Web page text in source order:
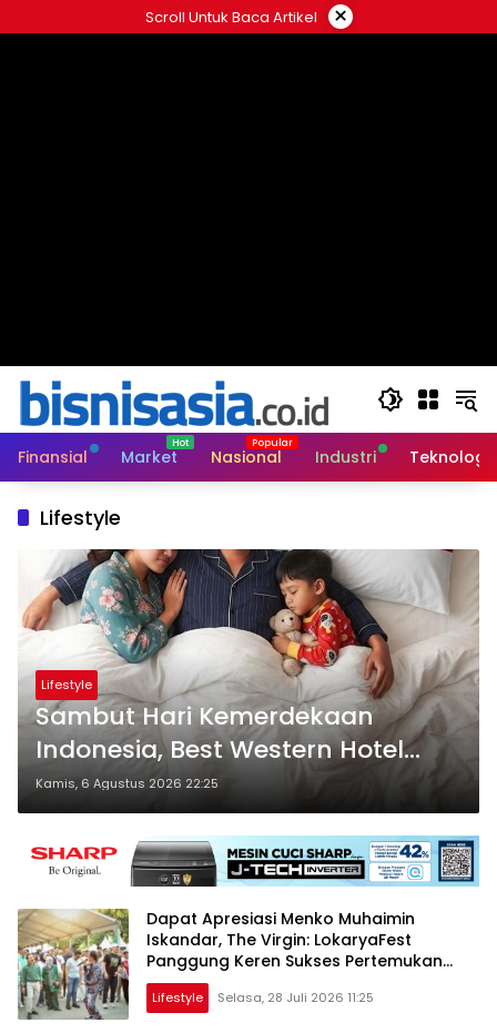
ke
Scroll Untuk Baca Artikel ×
Finansial Market Nasional Industri Teknologi
Lifestyle
Lifestyle
Sambut Hari Kemerdekaan
Indonesia, Best Western Hotel
Hadirkan The Freedom Stay
Diskon Hingga 45%
Kamis, 6 Agustus 2026 22:25
Dapat Apresiasi Menko Muhaimin
Iskandar, The Virgin: LokaryaFest
Panggung Keren Sukses Pertemukan
Kolaborasi Apik
Lifestyle Selasa, 28 Juli 2026 11:25